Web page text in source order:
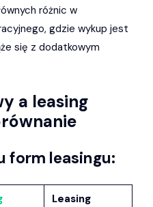
różnic w
gdzie wykup jest
się z dodatkowym
a leasing
form leasingu:
Leasing